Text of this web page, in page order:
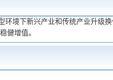
环境下新兴产业和传统产业升级
健增值。